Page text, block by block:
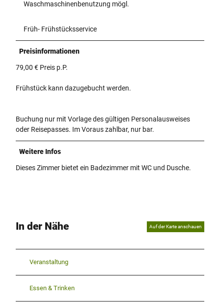
Waschmaschinenbenutzung mögl.
Früh- Frühstücksservice
Preisinformationen
79,00 € Preis p.P.
Frühstück kann dazugebucht werden.
Buchung nur mit Vorlage des gültigen Personalausweises
oder Reisepasses. Im Voraus zahlbar, nur bar.
Weitere Infos
Dieses Zimmer bietet ein Badezimmer mit WC und Dusche.
In der Nähe Auf der Karte anschauen
Veranstaltung
Essen & Trinken